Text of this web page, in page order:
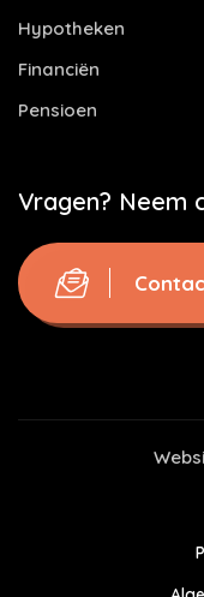
Hypotheken
Financiën
Pensioen
Vragen? Neem